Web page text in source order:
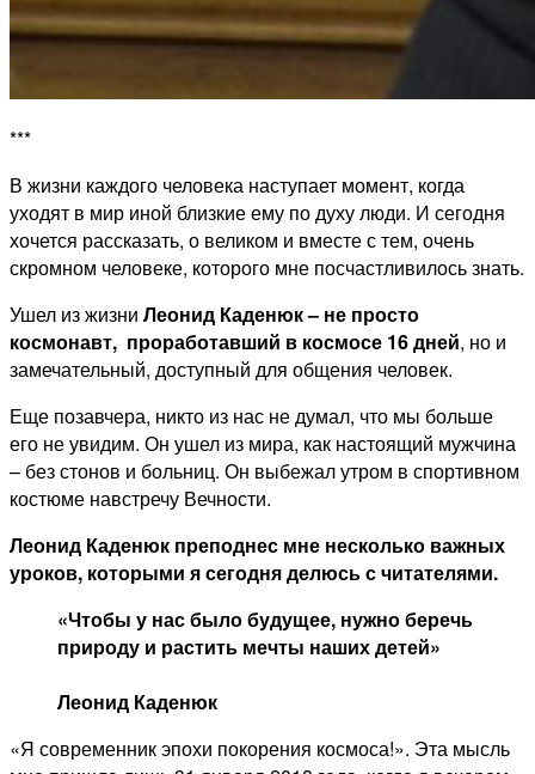
***
В жизни каждого человека наступает момент, когда
уходят в мир иной близкие ему по духу люди. И сегодня
хочется рассказать, о великом и вместе с тем, очень
скромном человеке, которого мне посчастливилось знать.
Ушел из жизни Леонид Каденюк – не просто
космонавт, проработавший в космосе 16 дней, но и
замечательный, доступный для общения человек.
Еще позавчера, никто из нас не думал, что мы больше
его не увидим. Он ушел из мира, как настоящий мужчина
– без стонов и больниц. Он выбежал утром в спортивном
костюме навстречу Вечности.
Леонид Каденюк преподнес мне несколько важных
уроков, которыми я сегодня делюсь с читателями.
«Чтобы у нас было будущее, нужно беречь
природу и растить мечты наших детей»
Леонид Каденюк
«Я современник эпохи покорения космоса!». Эта мысль